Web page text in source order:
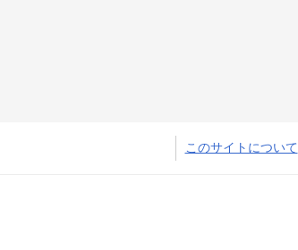
このサイトについて